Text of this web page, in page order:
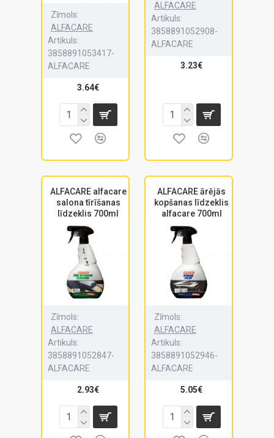
Zīmols:
ALFACARE
Artikuls:
3858891053417-
ALFACARE
3.64€
ALFACARE
Artikuls:
3858891052908-
ALFACARE
3.23€
ALFACARE alfacare
salona tīrīšanas
līdzeklis 700ml
Zīmols:
ALFACARE
Artikuls:
3858891052847-
ALFACARE
2.93€
ALFACARE ārējās
kopšanas līdzeklis
alfacare 700ml
Zīmols:
ALFACARE
Artikuls:
3858891052946-
ALFACARE
5.05€